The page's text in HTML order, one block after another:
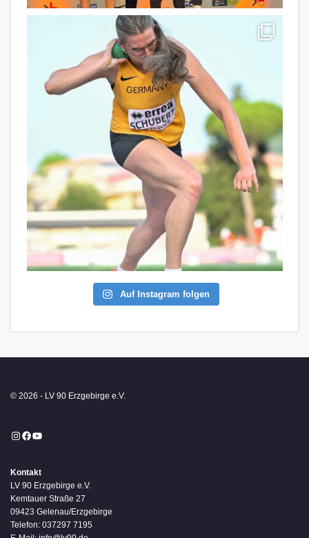
Auf Instagram folgen
© 2026 - LV 90 Erzgebirge e.V.
Instagram
Facebook
YouTube
Kontakt
LV 90 Erzgebirge e.V.
Kemtauer Straße 27
09423 Gelenau/Erzgebirge
Telefon: 037297 7195